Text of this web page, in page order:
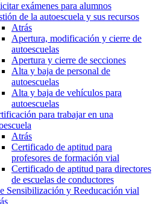
exámenes para alumnos
de la autoescuela y sus recursos
Atrás
Apertura, modificación y cierre de
autoescuelas
Apertura y cierre de secciones
Alta y baja de personal de
autoescuelas
Alta y baja de vehículos para
autoescuelas
para trabajar en una
Atrás
Certificado de aptitud para
profesores de formación vial
Certificado de aptitud para directores
de escuelas de conductores
Sensibilización y Reeducación vial